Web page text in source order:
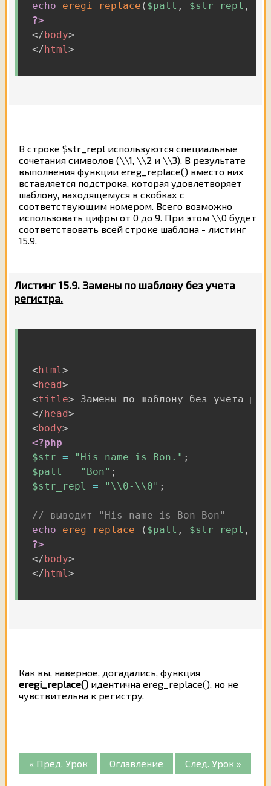
echo eregi_replace ( $patt , $str_repl ,
?>
</ body>
</ html>
В строке $str_repl используются специальные
сочетания символов (\\1, \\2 и \\3). В результате
выполнения функции ereg_replace() вместо них
вставляется подстрока, которая удовлетворяет
шаблону, находящемуся в скобках с
соответствующим номером. Всего возможно
использовать цифры от 0 до 9. При этом \\0 будет
соответствовать всей строке шаблона - листинг
15.9.
Листинг 15.9. Замены по шаблону без учета
регистра.
< html>
< head>
<title> Замены по шаблону без учета
</ head>
< body>
<?php
$str = "His name is Bon." ;
$patt
= "Bon" ;
$str_repl
= "\\0-\\0" ;
// выводит "His name is Bon-Bon"
echo
ereg_replace ( $patt , $str_repl ,
?>
</ body>
</ html>
Как вы, наверное, догадались, функция
eregi_replace()идентична ereg_replace(), но не
чувствительна к регистру.
« Пред. Урок Оглавление След. Урок »